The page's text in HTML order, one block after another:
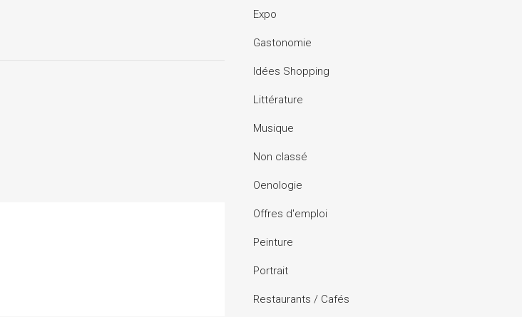
Expo
Gastonomie
Idées Shopping
Littérature
Musique
Non classé
Oenologie
Offres d'emploi
Peinture
Portrait
Restaurants / Cafés